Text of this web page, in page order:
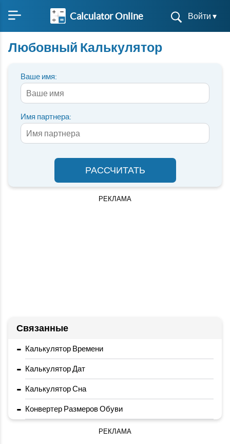
Calculator Online Войти ▾
Любовный Калькулятор
Ваше имя:
Имя партнера:
РАССЧИТАТЬ
РЕКЛАМА
Связанные
- Калькулятор Времени
- Калькулятор Дат
- Калькулятор Сна
- Конвертер Размеров Обуви
РЕКЛАМА